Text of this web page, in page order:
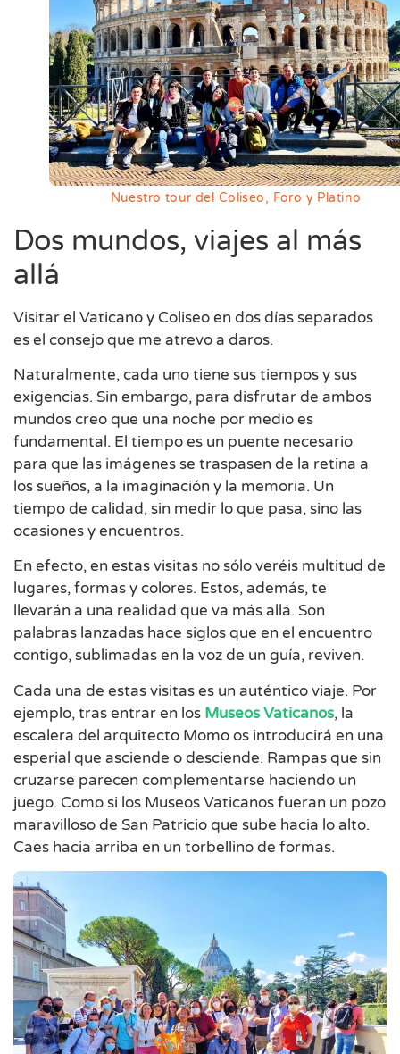
Nuestro tour del Coliseo, Foro y Platino
Dos mundos, viajes al más
allá
Visitar el Vaticano y Coliseo en dos días separados
es el consejo que me atrevo a daros.
Naturalmente, cada uno tiene sus tiempos y sus
exigencias. Sin embargo, para disfrutar de ambos
mundos creo que una noche por medio es
fundamental. El tiempo es un puente necesario
para que las imágenes se traspasen de la retina a
los sueños, a la imaginación y la memoria. Un
tiempo de calidad, sin medir lo que pasa, sino las
ocasiones y encuentros.
En efecto, en estas visitas no sólo veréis multitud de
lugares, formas y colores. Estos, además, te
llevarán a una realidad que va más allá. Son
palabras lanzadas hace siglos que en el encuentro
contigo, sublimadas en la voz de un guía, reviven.
Cada una de estas visitas es un auténtico viaje. Por
ejemplo, tras entrar en los Museos Vaticanos, la
escalera del arquitecto Momo os introducirá en una
esperial que asciende o desciende. Rampas que sin
cruzarse parecen complementarse haciendo un
juego. Como si los Museos Vaticanos fueran un pozo
maravilloso de San Patricio que sube hacia lo alto.
Caes hacia arriba en un torbellino de formas.